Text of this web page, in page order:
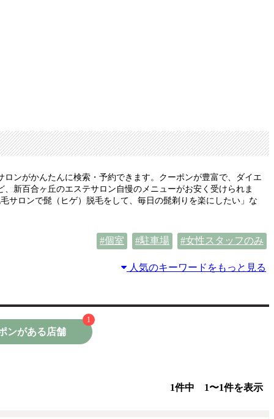
ンがかんたんに検索・予約できます。クーポンが豊富で、ダイエ
新百合ヶ丘のエステサロン自慢のメニューがお安く受けられま
サロンで髭（ヒゲ）脱毛をして、毎日の髭剃りを楽にしたい」な
個室 駐車場 女性スタッフのみ
人気のキーワードをもっと見る
ンがある店舗
1
1件中 1〜1件を表示